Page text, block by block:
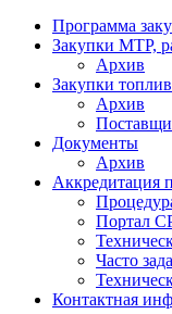
Программа
Закупки МТР,
Архив
Закупки
Архив
Документы
Архив
Аккредитация
Портал
Часто
Контактная